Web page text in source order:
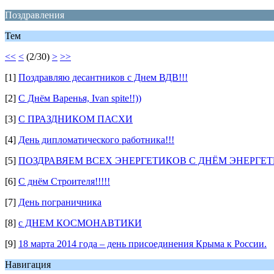
Поздравления
Тем
<< < (2/30) > >>
[1] Поздравляю десантников с Днем ВДВ!!!
[2] С Днём Варенья, Ivan spite!!))
[3] C ПРАЗДНИКОМ ПАСХИ
[4] День дипломатического работника!!!
[5] ПОЗДРАВЯЕМ ВСЕХ ЭНЕРГЕТИКОВ С ДНЁМ
[6] С днём Строителя!!!!!
[7] День пограничника
[8] с ДНЕМ КОСМОНАВТИКИ
[9] 18 марта 2014 года – день присоединения Крыма к России.
Навигация